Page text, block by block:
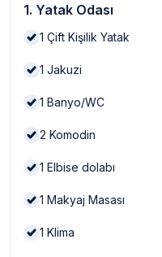
1. Yatak Odası
1 Çift Kişilik Yatak
1 Jakuzi
1 Banyo/WC
2 Komodin
1 Elbise dolabı
1 Makyaj Masası
1 Klima